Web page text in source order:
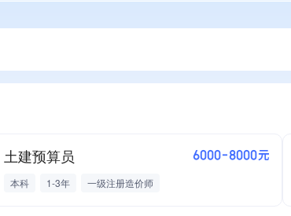
土建预算员 6000-8000元
本科 1-3年 一级注册造价师